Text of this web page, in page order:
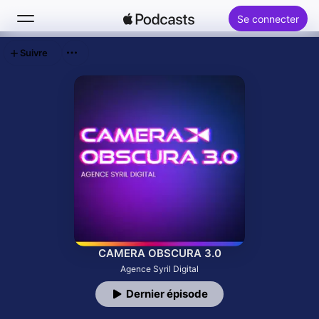
Se connecter
Nouveautés
Classements
CAMERA OBSCURA 3.0
Agence Syril Digital
Dernier épisode
Suivre